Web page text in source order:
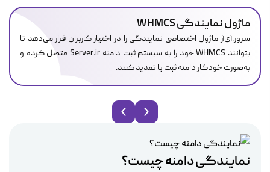
ماژول نمایندگی WHMCS
سرور.آی‌آر ماژول اختصاصی نمایندگی را در اختیار کاربران قرار می‌دهد تا
بتوانند WHMCS خود را به سیستم ثبت دامنه Server.ir متصل کرده و
به‌صورت خودکار دامنه ثبت یا تمدید کنند.
نمایندگی دامنه چیست؟